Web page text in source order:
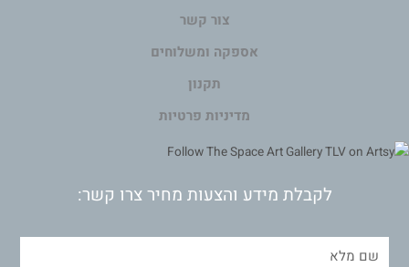
צור קשר
אספקה ומשלוחים
תקנון
מדיניות פרטיות
לקבלת מידע והצעות מחיר צרו קשר: